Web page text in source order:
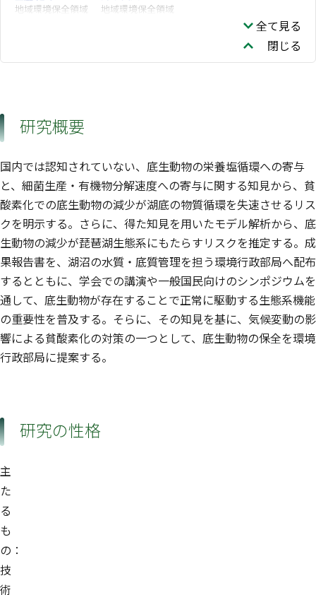
地域環境保全領域
地域環境保全領域
全て見る
閉じる
研究概要
国内では認知されていない、底生動物の栄養塩循環への寄与
と、細菌生産・有機物分解速度への寄与に関する知見から、貧
酸素化での底生動物の減少が湖底の物質循環を失速させるリス
クを明示する。さらに、得た知見を用いたモデル解析から、底
生動物の減少が琵琶湖生態系にもたらすリスクを推定する。成
果報告書を、湖沼の水質・底質管理を担う環境行政部局へ配布
するとともに、学会での講演や一般国民向けのシンポジウムを
通して、底生動物が存在することで正常に駆動する生態系機能
の重要性を普及する。そらに、その知見を基に、気候変動の影
響による貧酸素化の対策の一つとして、底生動物の保全を環境
行政部局に提案する。
研究の性格
主
た
る
も
の：
技
術